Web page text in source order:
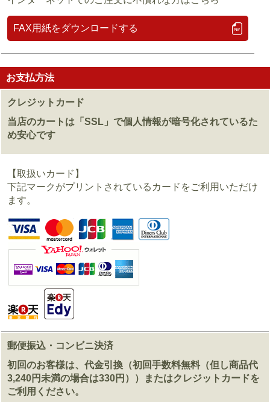
FAX用紙をダウンロードする
お支払方法
クレジットカード
当店のカートは「SSL」で個人情報が暗号化されているた
め安心です
【取扱いカード】
下記マークがプリントされているカードをご利用いただけ
ます。
郵便振込・コンビニ決済
初回のお客様は、代金引換（初回手数料無料（但し商品代
3,240円未満の場合は330円））またはクレジットカードを
ご利用ください。